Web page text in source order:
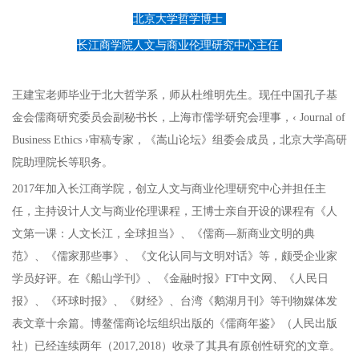
北京大学哲学博士
长江商学院人文与商业伦理研究中心主任
王建宝老师毕业于北大哲学系，师从杜维明先生。现任中国孔子基
金会儒商研究委员会副秘书长，上海市儒学研究会理事，‹ Journal of
Business Ethics ›审稿专家，《嵩山论坛》组委会成员，北京大学高研
院助理院长等职务。
2017年加入长江商学院，创立人文与商业伦理研究中心并担任主
任，主持设计人文与商业伦理课程，王博士亲自开设的课程有《人
文第一课：人文长江，全球担当》、《儒商—新商业文明的典
范》、《儒家那些事》、《文化认同与文明对话》等，颇受企业家
学员好评。在《船山学刊》、《金融时报》FT中文网、《人民日
报》、《环球时报》、《财经》、台湾《鹅湖月刊》等刊物媒体发
表文章十余篇。博鳌儒商论坛组织出版的《儒商年鉴》（人民出版
社）已经连续两年（2017,2018）收录了其具有原创性研究的文章。